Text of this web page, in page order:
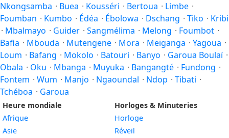
Nkongsamba · Buea · Kousséri · Bertoua · Limbe ·
Foumban · Kumbo · Édéa · Ébolowa · Dschang · Tiko · Kribi
· Mbalmayo · Guider · Sangmélima · Melong · Foumbot ·
Bafia · Mbouda · Mutengene · Mora · Meïganga · Yagoua ·
Loum · Bafang · Mokolo · Batouri · Banyo · Garoua Boulaï ·
Obala · Oku · Mbanga · Muyuka · Bangangté · Fundong ·
Fontem · Wum · Manjo · Ngaoundal · Ndop · Tibati ·
Tchéboa · Garoua
Heure mondiale
Afrique
Asie
Horloges & Minuteries
Horloge
Réveil